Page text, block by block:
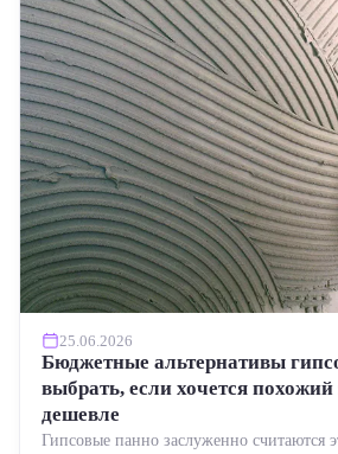
25.06.2026
Бюджетные альтернативы
выбрать, если хочется
дешевле
Гипсовые панно заслуженно считаются